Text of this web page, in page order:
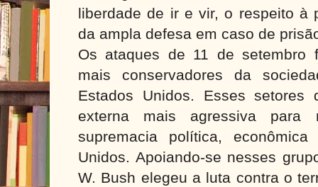
liberdade de ir e vir, o respeito à
da ampla defesa em caso de
Os ataques de 11 de setembro
mais conservadores da
Estados Unidos. Esses setores
externa mais agressiva
supremacia política,
Unidos. Apoiando-se nesses
W. Bush elegeu a luta contra o